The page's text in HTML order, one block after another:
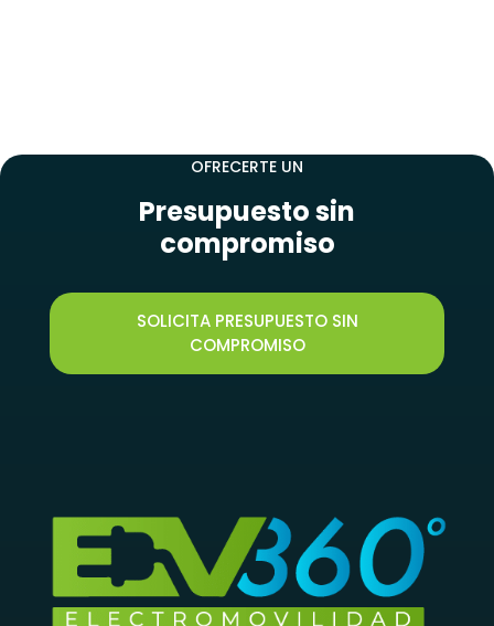
OFRECERTE UN
Presupuesto sin
compromiso
SOLICITA PRESUPUESTO SIN
COMPROMISO